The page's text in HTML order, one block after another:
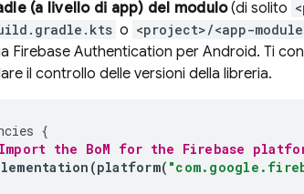
(a livello di app) del modulo(di solito
o <project>/<app-
Firebase Authentication per Android. Ti
il controllo delle versioni della libreria.
{
the BoM for the Firebase
(platform(